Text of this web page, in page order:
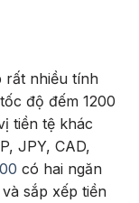
rất nhiều tính
độ đếm 1200
tiền tệ khác
JPY, CAD,
có hai ngăn
sắp xếp tiền